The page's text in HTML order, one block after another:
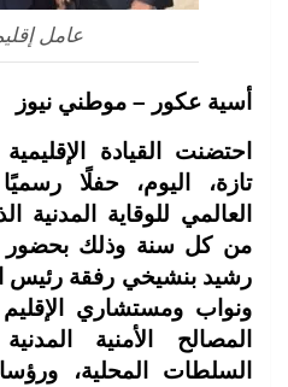
عامل
أسية عكور – موطني نيوز
احتضنت القيادة
تازة، اليوم، حفلًا
العالمي للوقاية
من كل سنة وذلك بحضور
رشيد بنشيخي رفقة رئيس
ونواب ومستشاري
المصالح الأمنية
السلطات المحلية،